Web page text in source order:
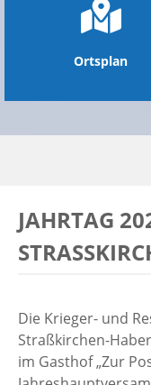
Ortsplan
JAHRTAG
Die Krieger- und
Straßkirchen-
im Gasthof „Zur